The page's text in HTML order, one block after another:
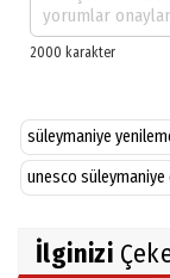
süleymaniye
unesco süleymaniye
İlginizi